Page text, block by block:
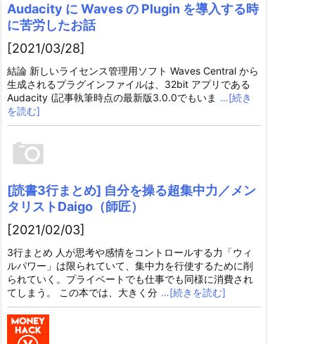
Audacity に Waves の Plugin を導入する時
に苦労したお話
[2021/03/28]
結論 新しいライセンス管理用ソフト Waves Central から
生成されるプラグインファイルは、32bit アプリである
Audacity (記事執筆時点の最新版3.0.0でもいま …[続き
を読む]
[読書3行まとめ] 自分を操る超集中力／メン
タリストDaigo（師匠）
[2021/02/03]
3行まとめ 人が思考や感情をコントロールする力「ウィ
ルパワー」は限られていて、集中力を行使するために削
られていく。プライベートでも仕事でも同様に消費され
てしまう。 この本では、大きく分 …[続きを読む]